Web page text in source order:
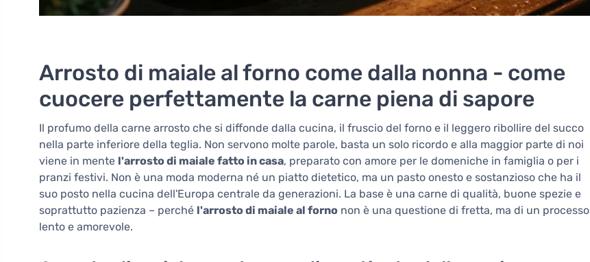
Arrosto di maiale al forno come dalla nonna - come
cuocere perfettamente la carne piena di sapore
Il profumo della carne arrosto che si diffonde dalla cucina, il fruscio del forno e il leggero ribollire del succo
nella parte inferiore della teglia. Non servono molte parole, basta un solo ricordo e alla maggior parte di noi
viene in mente l'arrosto di maiale fatto in casa, preparato con amore per le domeniche in famiglia o per i
pranzi festivi. Non è una moda moderna né un piatto dietetico, ma un pasto onesto e sostanzioso che ha il
suo posto nella cucina dell'Europa centrale da generazioni. La base è una carne di qualità, buone spezie e
soprattutto pazienza – perché l'arrosto di maiale al forno non è una questione di fretta, ma di un processo
lento e amorevole.